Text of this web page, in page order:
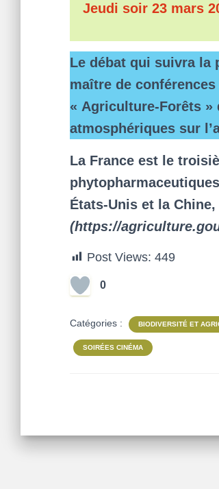
Jeudi soir 23 mars
Le débat qui suivra la
maître de
« Agriculture-Forêts »
atmosphériques sur
La France est le
États-Unis et la
(https://
Post Views: 449
0
Catégories : BIODIVERSITÉ ET
SOIRÉES CINÉMA